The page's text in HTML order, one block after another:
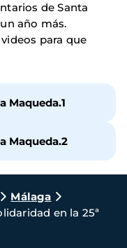
de Santa
año más.
para que
Maqueda.1
Maqueda.2
Málaga
en la 25ª